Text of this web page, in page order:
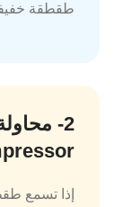
طقطقة
2-
إذا تسمع